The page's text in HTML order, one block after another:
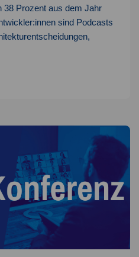
38 Prozent aus dem Jahr
sind Podcasts